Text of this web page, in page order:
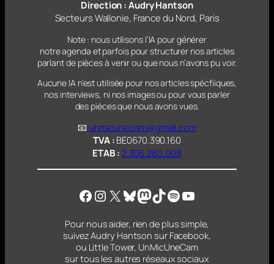
Direction : Audry Hantson
Secteurs Wallonie, France du Nord, Paris
Note : nous utilisons l’IA pour générer
notre agenda et parfois pour structurer nos articles
parlantde pièces à venir ou que nous n’avons pu voir.
Aucune IA n’est utilisée pour nos articles spécfiiques,
nos interviews, ni nos images ou pour vous parler
des pièces que nous avons vues.
📧 unmicunecam@gmail.com
TVA :BE0670.390.160
ETAB :2.306.280.908
Facebook
Instagram
X Bluesky
Mastodon
TikTok
Spotify
YouTube
Pour nous aider, rien de plus simple,
suivez Audry Hantson sur Facebook,
ou Little Tower, UnMicUneCam
sur tous les autres réseaux sociaux